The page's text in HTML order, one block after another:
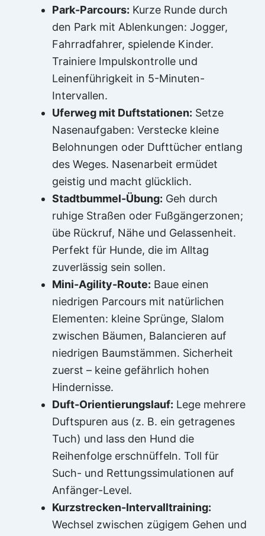
Park-Parcours: Kurze Runde durch
den Park mit Ablenkungen: Jogger,
Fahrradfahrer, spielende Kinder.
Trainiere Impulskontrolle und
Leinenführigkeit in 5-Minuten-
Intervallen.
Uferweg mit Duftstationen: Setze
Nasenaufgaben: Verstecke kleine
Belohnungen oder Dufttücher entlang
des Weges. Nasenarbeit ermüdet
geistig und macht glücklich.
Stadtbummel-Übung: Geh durch
ruhige Straßen oder Fußgängerzonen;
übe Rückruf, Nähe und Gelassenheit.
Perfekt für Hunde, die im Alltag
zuverlässig sein sollen.
Mini-Agility-Route: Baue einen
niedrigen Parcours mit natürlichen
Elementen: kleine Sprünge, Slalom
zwischen Bäumen, Balancieren auf
niedrigen Baumstämmen. Sicherheit
zuerst – keine gefährlich hohen
Hindernisse.
Duft-Orientierungslauf: Lege mehrere
Duftspuren aus (z. B. ein getragenes
Tuch) und lass den Hund die
Reihenfolge erschnüffeln. Toll für
Such- und Rettungssimulationen auf
Anfänger-Level.
Kurzstrecken-Intervalltraining:
Wechsel zwischen zügigem Gehen und